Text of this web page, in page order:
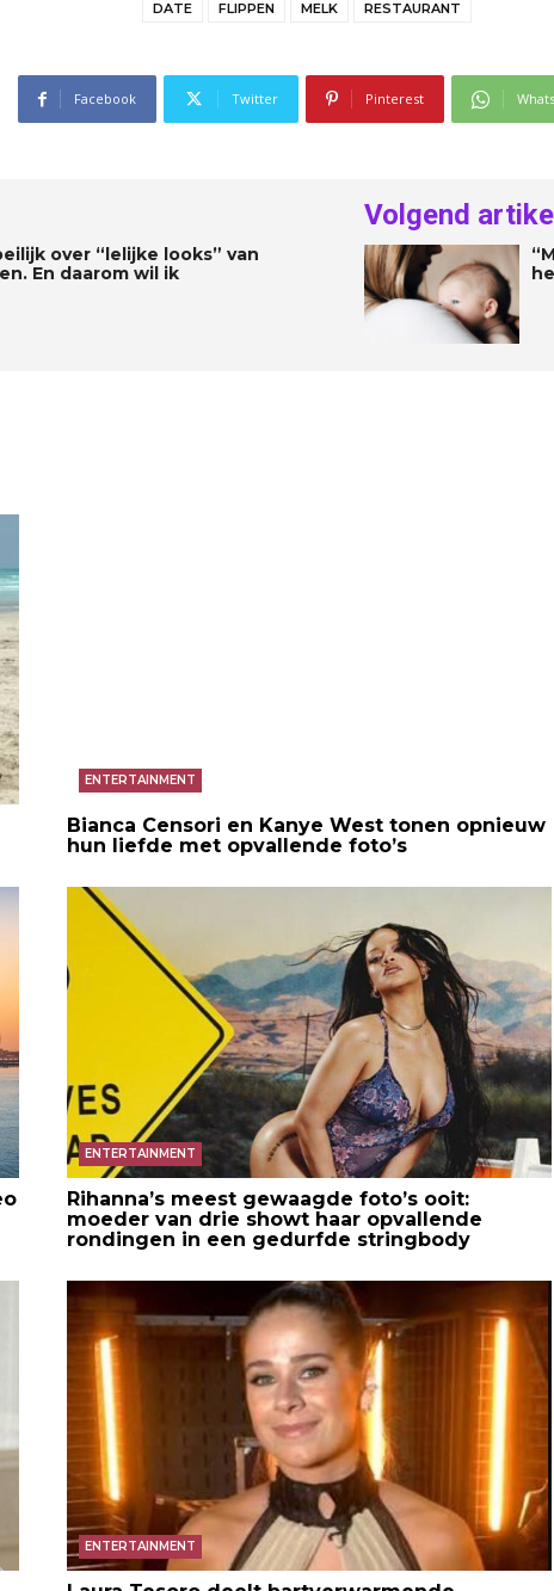
DATE FLIPPEN MELK RESTAURANT
Facebook Twitter Pinterest
over “lelijke looks” van
En daarom wil ik
Volgend artikel
ENTERTAINMENT
Bianca Censori en Kanye West tonen opnieuw
hun liefde met opvallende foto’s
ENTERTAINMENT
Rihanna’s meest gewaagde foto’s ooit:
moeder van drie showt haar opvallende
rondingen in een gedurfde stringbody
ENTERTAINMENT